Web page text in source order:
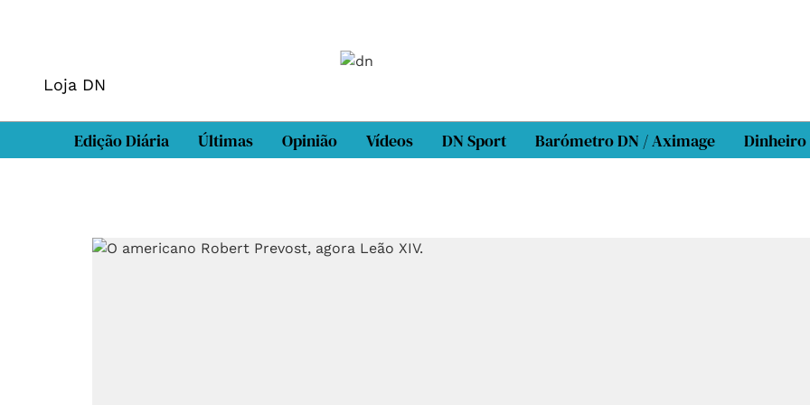
Loja DN
Edição Diária Últimas Opinião Vídeos DN Sport Barómetro DN / Aximage Dinheiro